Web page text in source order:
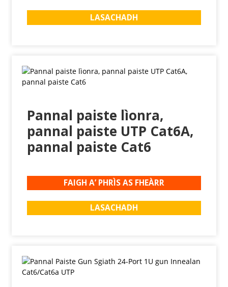
LASACHADH
Pannal paiste lìonra,
pannal paiste UTP Cat6A,
pannal paiste Cat6
FAIGH A’ PHRÌS AS FHEÀRR
LASACHADH